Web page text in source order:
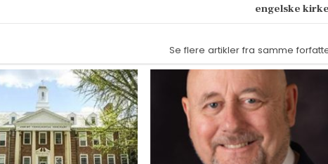
engelske
Se flere artikler fra samme